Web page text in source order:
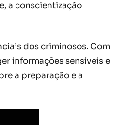
a conscientização
dos criminosos. Com
informações sensíveis e
a preparação e a